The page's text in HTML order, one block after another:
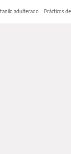
adulterado Prácticos